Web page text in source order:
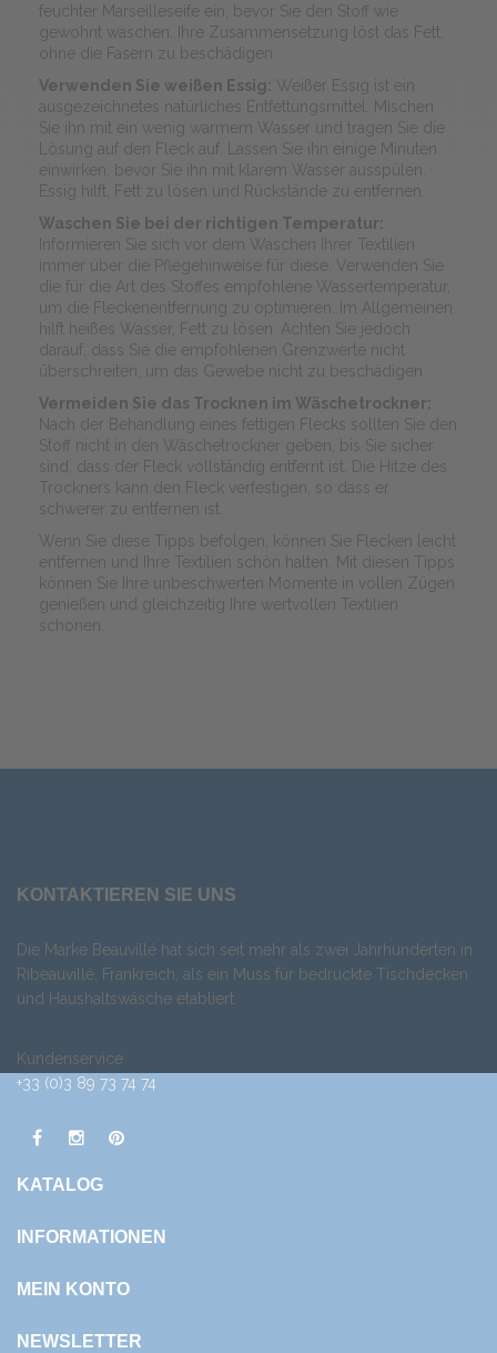
feuchter Marseilleseife ein, bevor Sie den Stoff wie
gewohnt waschen. Ihre Zusammensetzung löst das Fett,
ohne die Fasern zu beschädigen.
Verwenden Sie weißen Essig: Weißer Essig ist ein
ausgezeichnetes natürliches Entfettungsmittel. Mischen
Sie ihn mit ein wenig warmem Wasser und tragen Sie die
Lösung auf den Fleck auf. Lassen Sie ihn einige Minuten
einwirken, bevor Sie ihn mit klarem Wasser ausspülen.
Essig hilft, Fett zu lösen und Rückstände zu entfernen.
Waschen Sie bei der richtigen Temperatur:
Informieren Sie sich vor dem Waschen Ihrer Textilien
immer über die Pflegehinweise für diese. Verwenden Sie
die für die Art des Stoffes empfohlene Wassertemperatur,
um die Fleckenentfernung zu optimieren. Im Allgemeinen
hilft heißes Wasser, Fett zu lösen. Achten Sie jedoch
darauf, dass Sie die empfohlenen Grenzwerte nicht
überschreiten, um das Gewebe nicht zu beschädigen.
Vermeiden Sie das Trocknen im Wäschetrockner:
Nach der Behandlung eines fettigen Flecks sollten Sie den
Stoff nicht in den Wäschetrockner geben, bis Sie sicher
sind, dass der Fleck vollständig entfernt ist. Die Hitze des
Trockners kann den Fleck verfestigen, so dass er
schwerer zu entfernen ist.
Wenn Sie diese Tipps befolgen, können Sie Flecken leicht
entfernen und Ihre Textilien schön halten. Mit diesen Tipps
können Sie Ihre unbeschwerten Momente in vollen Zügen
genießen und gleichzeitig Ihre wertvollen Textilien
schonen.
KONTAKTIEREN SIE UNS
Die Marke Beauvillé hat sich seit mehr als zwei Jahrhunderten in
Ribeauvillé, Frankreich, als ein Muss für bedruckte Tischdecken
und Haushaltswäsche etabliert.
Kundenservice
+33 (0)3 89 73 74 74
KATALOG
INFORMATIONEN
MEIN KONTO
NEWSLETTER